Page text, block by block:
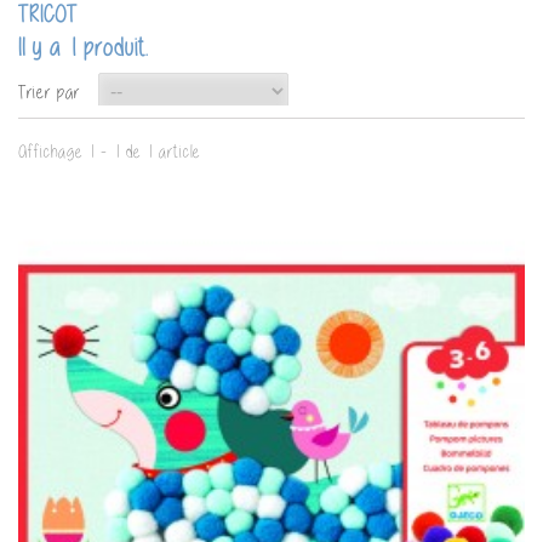
TRICOT
Il y a 1 produit.
Trier par
Affichage 1 - 1 de 1 article